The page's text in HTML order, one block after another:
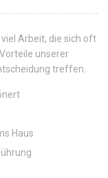
Arbeit, die sich oft
unserer
treffen.
Haus